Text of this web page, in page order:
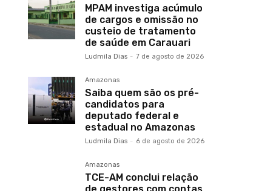
MPAM investiga acúmulo
de cargos e omissão no
custeio de tratamento
de saúde em Carauari
Ludmila Dias - 7 de agosto de 2026
Amazonas
Saiba quem são os pré-
candidatos para
deputado federal e
estadual no Amazonas
Ludmila Dias - 6 de agosto de 2026
Amazonas
TCE-AM conclui relação